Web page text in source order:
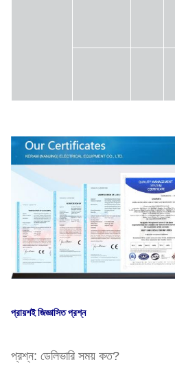
প্রায়শই জিজ্ঞাসিত প্রশ্ন
প্রশ্ন: ডেলিভারি সময় কত?